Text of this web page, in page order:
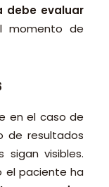
debe evaluar
momento de
en el caso de
de resultados
visibles.
el paciente ha